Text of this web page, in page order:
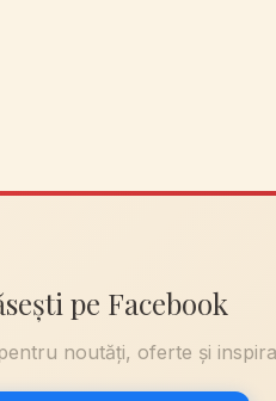
pe Facebook
noutăți, oferte și